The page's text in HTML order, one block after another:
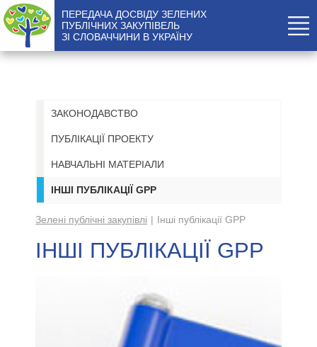
ПЕРЕДАЧА ДОСВІДУ ЗЕЛЕНИХ
ПУБЛІЧНИХ ЗАКУПІВЕЛЬ
ЗІ СЛОВАЧЧИНИ В УКРАЇНУ
ЗАКОНОДАВСТВО
ПУБЛІКАЦІЇ ПРОЕКТУ
НАВЧАЛЬНІ МАТЕРІАЛИ
ІНШІ ПУБЛІКАЦІЇ GPP
Зелені публічні закупівлі Інші публікації GPP
ІНШІ ПУБЛІКАЦІЇ GPP